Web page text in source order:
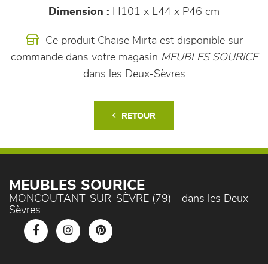
Dimension : H101 x L44 x P46 cm
Ce produit Chaise Mirta est disponible sur
commande dans votre magasin MEUBLES SOURICE
dans les Deux-Sèvres
RETOUR
MEUBLES SOURICE
MONCOUTANT-SUR-SÈVRE (79) - dans les Deux-
Sèvres